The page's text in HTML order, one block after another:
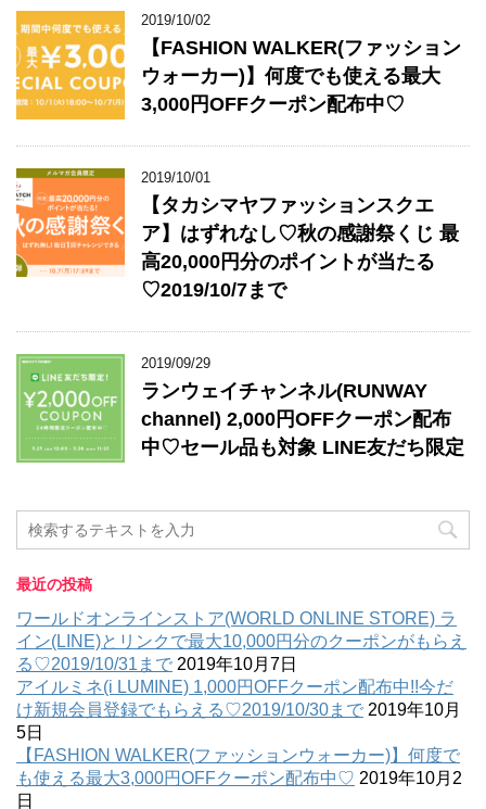
2019/10/02
【FASHION WALKER(ファッション
ウォーカー)】何度でも使える最大
3,000円OFFクーポン配布中♡
2019/10/01
【タカシマヤファッションスクエ
ア】はずれなし♡秋の感謝祭くじ 最
高20,000円分のポイントが当たる
♡2019/10/7まで
2019/09/29
ランウェイチャンネル(RUNWAY
channel) 2,000円OFFクーポン配布
中♡セール品も対象 LINE友だち限定
最近の投稿
ワールドオンラインストア(WORLD ONLINE STORE) ラ
イン(LINE)とリンクで最大10,000円分のクーポンがもらえ
る♡2019/10/31まで 2019年10月7日
アイルミネ(i LUMINE) 1,000円OFFクーポン配布中!!今だ
け新規会員登録でもらえる♡2019/10/30まで 2019年10月
5日
【FASHION WALKER(ファッションウォーカー)】何度で
も使える最大3,000円OFFクーポン配布中♡ 2019年10月2
日